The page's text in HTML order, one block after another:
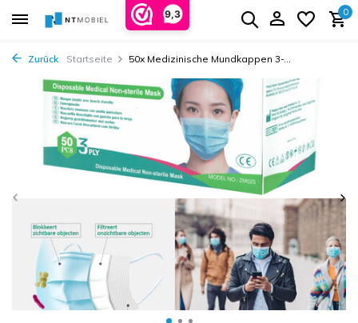
9,3 0
Zurück Startseite 50x Medizinische Mundkappen 3-...